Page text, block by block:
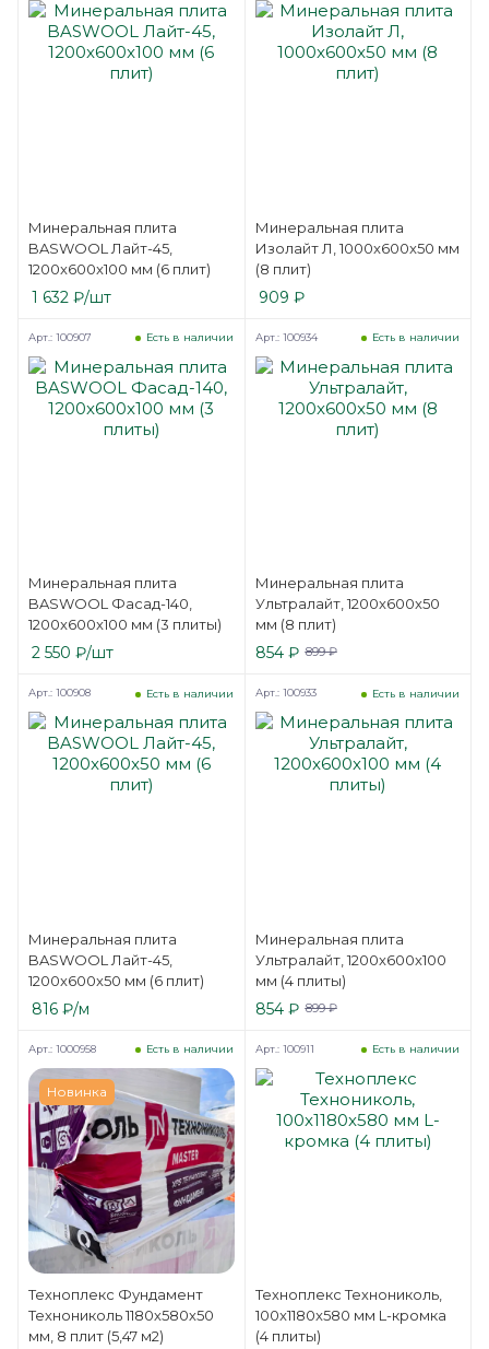
Минеральная плита
BASWOOL Лайт-45,
1200x600x100 мм (6 плит)
1 632 ₽/шт
Минеральная плита
Изолайт Л, 1000x600x50 мм
(8 плит)
909 ₽
Минеральная плита
BASWOOL Фасад-140,
1200x600x100 мм (3 плиты)
Есть в наличии
Арт.: 100907
2 550 ₽/шт
Минеральная плита
Ультралайт, 1200x600x50
мм (8 плит)
Есть в наличии
Арт.: 100934
854₽ 899₽
Минеральная плита
BASWOOL Лайт-45,
1200x600x50 мм (6 плит)
Есть в наличии
Арт.: 100908
816 ₽/м
Минеральная плита
Ультралайт, 1200x600x100
мм (4 плиты)
Есть в наличии
Арт.: 100933
854₽ 899₽
Новинка
Техноплекс Фундамент
Технониколь 1180х580х50
мм, 8 плит (5,47 м2)
Есть в наличии
Арт.: 1000958
Техноплекс Технониколь,
100x1180x580 мм L-кромка
(4 плиты)
Есть в наличии
Арт.: 100911